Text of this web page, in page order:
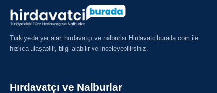
Türkiye'de yer alan hırdavatçı ve nalburlar Hirdavatciburada.com ile
hızlıca ulaşabilir, bilgi alabilir ve inceleyebilirsiniz.
Hırdavatçı ve Nalburlar